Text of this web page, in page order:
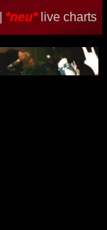
*neu* live charts